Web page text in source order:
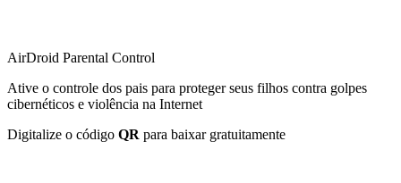
AirDroid Parental Control
Ative o controle dos pais para proteger seus filhos contra golpes
cibernéticos e violência na Internet
Digitalize o código QR para baixar gratuitamente